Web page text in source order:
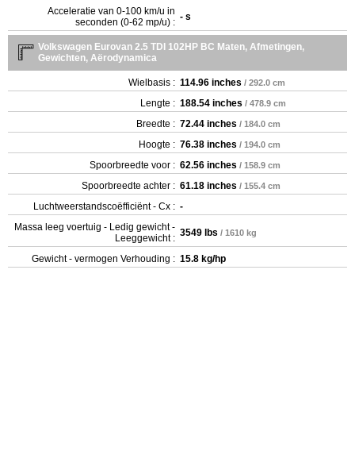
Acceleratie van 0-100 km/u in
seconden (0-62 mp/u) : - s
Volkswagen Eurovan 2.5 TDI 102HP BC Maten, Afmetingen,
Gewichten, Aërodynamica
Wielbasis : 114.96 inches / 292.0 cm
Lengte : 188.54 inches / 478.9 cm
Breedte : 72.44 inches / 184.0 cm
Hoogte : 76.38 inches / 194.0 cm
Spoorbreedte voor : 62.56 inches / 158.9 cm
Spoorbreedte achter : 61.18 inches / 155.4 cm
Luchtweerstandscoëfficiënt - Cx : -
Massa leeg voertuig - Ledig gewicht -
Leeggewicht : 3549 lbs / 1610 kg
Gewicht - vermogen Verhouding : 15.8 kg/hp